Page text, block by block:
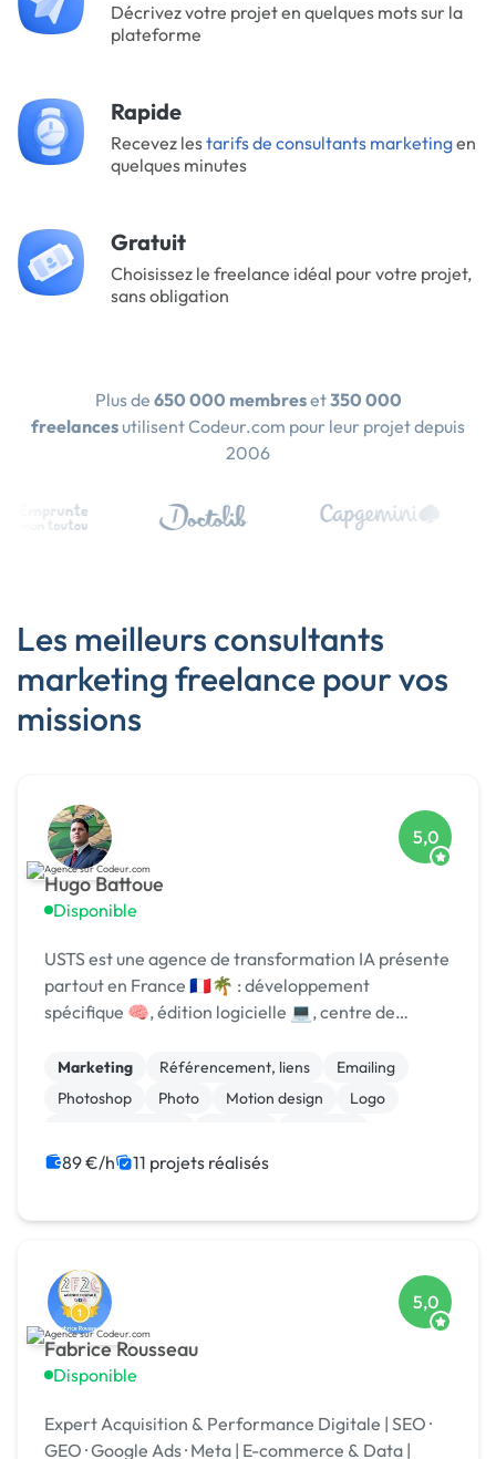
Décrivez votre projet en quelques mots sur la
plateforme
Rapide
Recevez lestarifs de consultants marketingen
quelques minutes
Gratuit
Choisissez le freelance idéal pour votre projet,
sans obligation
Plus de 650 000 membreset350 000
freelances utilisent Codeur.com pour leur projet depuis
2006
Les meilleurs consultants
marketing freelance pour vos
missions
Hugo Battoue
Disponible
5,0
USTS est une agence de transformation IA présente
partout en France 🇫🇷🌴 : développement
spécifique 🧠, édition logicielle 💻, centre de
MASQUÉE] 🏆 !
Marketing Référencement, liens
Emailing
Photoshop
Photo Motion design
Logo
89 €/h 11 projets réalisés
Fabrice Rousseau
Disponible
5,0
Expert Acquisition & Performance Digitale | SEO ·
GEO · Google Ads · Meta | E-commerce & Data |